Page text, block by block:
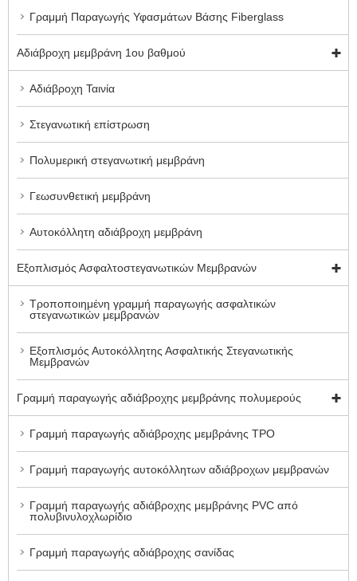
Γραμμή Παραγωγής Υφασμάτων Βάσης Fiberglass
Αδιάβροχη μεμβράνη 1ου βαθμού
Αδιάβροχη Ταινία
Στεγανωτική επίστρωση
Πολυμερική στεγανωτική μεμβράνη
Γεωσυνθετική μεμβράνη
Αυτοκόλλητη αδιάβροχη μεμβράνη
Εξοπλισμός Ασφαλτοστεγανωτικών Μεμβρανών
Τροποποιημένη γραμμή παραγωγής ασφαλτικών
στεγανωτικών μεμβρανών
Εξοπλισμός Αυτοκόλλητης Ασφαλτικής Στεγανωτικής
Μεμβρανών
Γραμμή παραγωγής αδιάβροχης μεμβράνης πολυμερούς
Γραμμή παραγωγής αδιάβροχης μεμβράνης TPO
Γραμμή παραγωγής αυτοκόλλητων αδιάβροχων μεμβρανών
Γραμμή παραγωγής αδιάβροχης μεμβράνης PVC από
πολυβινυλοχλωρίδιο
Γραμμή παραγωγής αδιάβροχης σανίδας